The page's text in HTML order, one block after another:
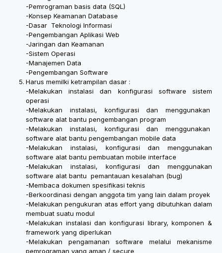
-Pemrograman basis data (SQL)
-Konsep Keamanan Database
-Dasar Teknologi Informasi
-Pengembangan Aplikasi Web
-Jaringan dan Keamanan
-Sistem Operasi
-Manajemen Data
-Pengembangan Software
Harus memilki ketrampilan dasar :
-Melakukan instalasi dan konfigurasi software sistem
operasi
-Melakukan instalasi, konfigurasi dan menggunakan
software alat bantu pengembangan program
-Melakukan instalasi, konfigurasi dan menggunakan
software alat bantu pengembangan mobile data
-Melakukan instalasi, konfigurasi dan menggunakan
software alat bantu pembuatan mobile interface
-Melakukan instalasi, konfigurasi dan menggunakan
software alat bantu pemantauan kesalahan (bug)
-Membaca dokumen spesifikasi teknis
-Berkoordinasi dengan anggota tim yang lain dalam proyek
-Melakukan pengukuran atas effort yang dibutuhkan dalam
membuat suatu modul
-Melakukan instalasi dan konfigurasi library, komponen &
framework yang diperlukan
-Melakukan pengamanan software melalui mekanisme
pemrograman yang aman / secure